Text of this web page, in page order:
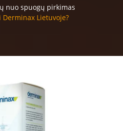
nuo spuogų pirkimas
Derminax Lietuvoje?